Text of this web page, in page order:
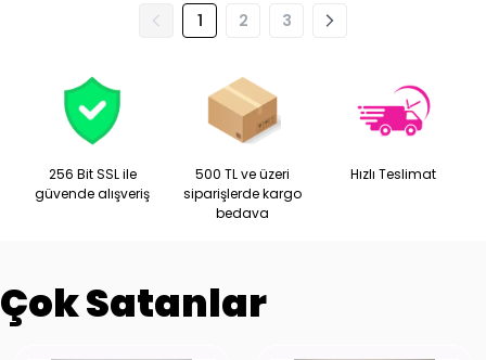
1 2 3
256 Bit SSL ile
güvende alışveriş
500 TL ve üzeri
siparişlerde kargo
bedava
Hızlı Teslimat
Çok Satanlar